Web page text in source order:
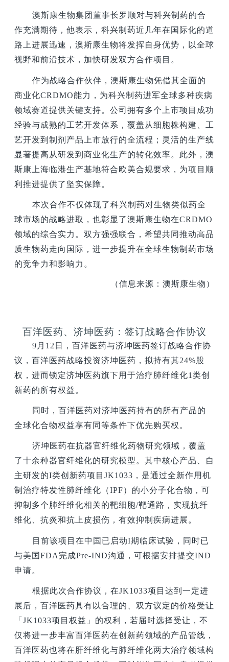
澳斯康生物集团董事长罗顺对与科兴制药的合
作充满期待，他表示，科兴制药近几年在国际化的道
路上进展迅速，澳斯康生物将发挥自身优势，以全球
视野和前沿技术，加快研发双方合作项目。
作为战略合作伙伴，澳斯康生物凭借其全面的
商业化CRDMO能力，为科兴制药进军全球多种疾病
领域赛道提供关键支持。公司拥有多个上市项目成功
经验与成熟的工艺开发体系，覆盖从细胞株构建、工
艺开发到制剂产品上市放行的全流程；灵活的生产线
显著提高从研发到商业化生产的转化效率。此外，澳
斯康上海临港生产基地符合欧美合规要求，为项目顺
利推进提供了坚实保障。
本次合作不仅体现了科兴制药对生物类似药全
球市场的战略进取，也彰显了澳斯康生物在CRDMO
领域的综合实力。双方强强联合，希望共同推动高品
质生物药走向国际，进一步提升在全球生物制药市场
的竞争力和影响力。
（信息来源：澳斯康生物）
百洋医药、济坤医药：签订战略合作协议
9 月12日，百洋医药与济坤医药签订战略合作协
议，百洋医药战略投资济坤医药，拟持有其24%股
权，进而锁定济坤医药旗下用于治疗肺纤维化1类创
新药的所有权益。
同时，百洋医药对济坤医药持有的所有产品的
全球化合物权益享有同等条件下优先购买权。
济坤医药在抗器官纤维化药物研究领域，覆盖
了十余种器官纤维化的研究模型。其中核心产品、自
主研发的I类创新药项目JK1033，是通过全新作用机
制治疗特发性肺纤维化（IPF）的小分子化合物，可
抑制多个肺纤维化相关的靶细胞/靶通路，实现抗纤
维化、抗炎和抗上皮损伤，有效抑制疾病进展。
目前该项目在中国已启动I期临床试验，同时已
与美国FDA完成Pre-IND沟通，可根据安排提交IND
申请。
根据此次合作协议，在JK1033项目达到一定进
展后，百洋医药具有以合理的、双方议定的价格受让
「JK1033项目权益」的权利，若届时选择受让，不
仅将进一步丰富百洋医药在创新药领域的产品管线，
百洋医药也将在肝纤维化与肺纤维化两大治疗领域构